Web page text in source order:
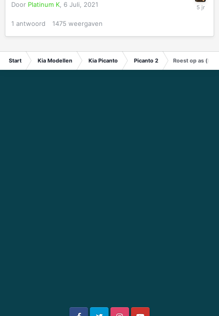
Door Platinum K 6 Juli, 2021
1 antwoord 1475 weergaven
Start Kia Modellen Kia Picanto Picanto 2 Roest op as